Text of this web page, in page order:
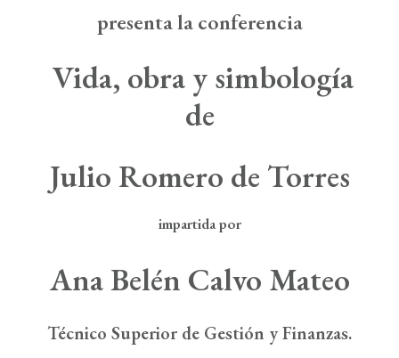
La Asociación
Boletín de Noticias
Contacto
Search
presenta la conferencia
Vida, obra y simbología
de
Julio Romero de Torres
impartida por
Ana Belén Calvo Mateo
Técnico Superior de Gestión y Finanzas.